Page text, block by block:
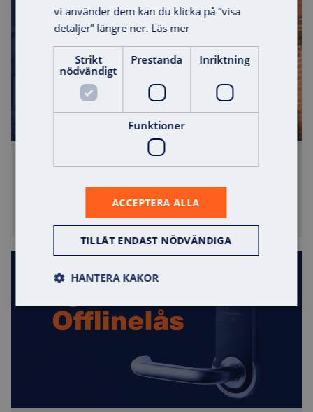
10 skäl att installera VAKA
Att skapa en trygg, tillgänglig och välfungerande
Smarta, kostnadseffektiva offlinelås – utan kabeldragning
vi använder dem kan du klicka på ”visa
detaljer” längre ner. Läs mer
Strikt
nödvändigt
Prestanda Inriktning
Funktioner
ACCEPTERA ALLA
TILLÅT ENDAST NÖDVÄNDIGA
HANTERA KAKOR